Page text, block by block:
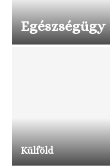
Egészségügy
Külföld